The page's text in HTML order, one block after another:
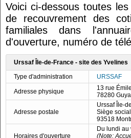
Voici ci-dessous toutes
de recouvrement des
familiales dans
d'ouverture, numéro de
Urssaf Île-de-France - site des Yvelines
Type d'administration
URSSAF
Adresse physique
13 rue
78280
Adresse postale
Urssaf Île-
Siège social
93518
Horaires d'ouverture
Du lundi
(Note: